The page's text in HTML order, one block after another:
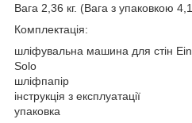
Вага 2,36 кг. (Вага з упаковкою
Комплектація:
шліфувальна машина для стін
Solo
шліфпапір
інструкція з експлуатації
упаковка